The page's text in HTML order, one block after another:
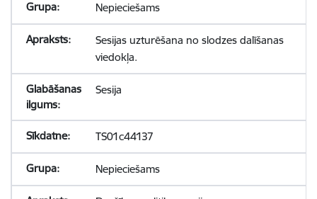
Nepieciešams
Sesijas uzturēšana no slodzes dalīšanas
viedokļa.
Sesija
TS01c44137
Nepieciešams